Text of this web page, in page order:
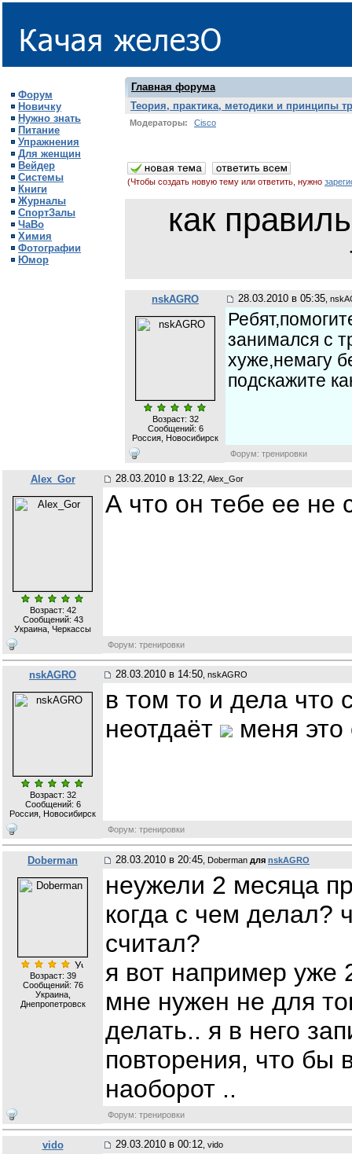
Форум
Новичку
Нужно знать
Питание
Упражнения
Для женщин
Вейдер
Системы
Книги
Журналы
СпортЗалы
ЧаВо
Химия
Фотографии
Юмор
Главная форума
Теория, практика, методики и принципы
Модераторы: Cisco
(Чтобы создать новую тему или ответить, нужно
как
nskAGRO 28.03.2010 в 05:35 ,
Возраст: 32
Сообщений: 6
Россия, Новосибирск
занимался с
хуже,немагу
подскажите
Форум: тренировки
Alex_Gor 28.03.2010 в 13:22 , Alex_Gor
Возраст: 42
Сообщений: 43
Украина, Черкассы
А что он тебе ее не
Форум: тренировки
nskAGRO 28.03.2010 в 14:50 , nskAGRO
Возраст: 32
Сообщений: 6
Россия, Новосибирск
в том то и дела что
неотдаёт
меня
Форум: тренировки
Doberman 28.03.2010 в 20:45 , Doberman для nskAGRO
Возраст: 39
Сообщений: 76
Украина,
Днепропетровск
неужели 2 месяца
когда с чем делал?
считал?
я вот например уже
мне нужен не для
делать.. я в него
повторения, что бы
наоборот ..
Форум: тренировки
vido 29.03.2010 в 00:12 , vido